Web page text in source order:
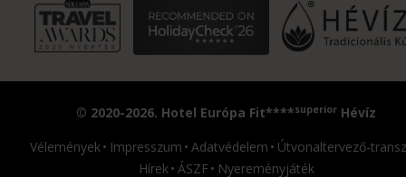
© 2020-2026. Hotel Európa Fit****superior Hévíz
Vélemények
Impresszum Adatvédelem
Útvonaltervező-
Hírek ÁSZF Nyereményjáték